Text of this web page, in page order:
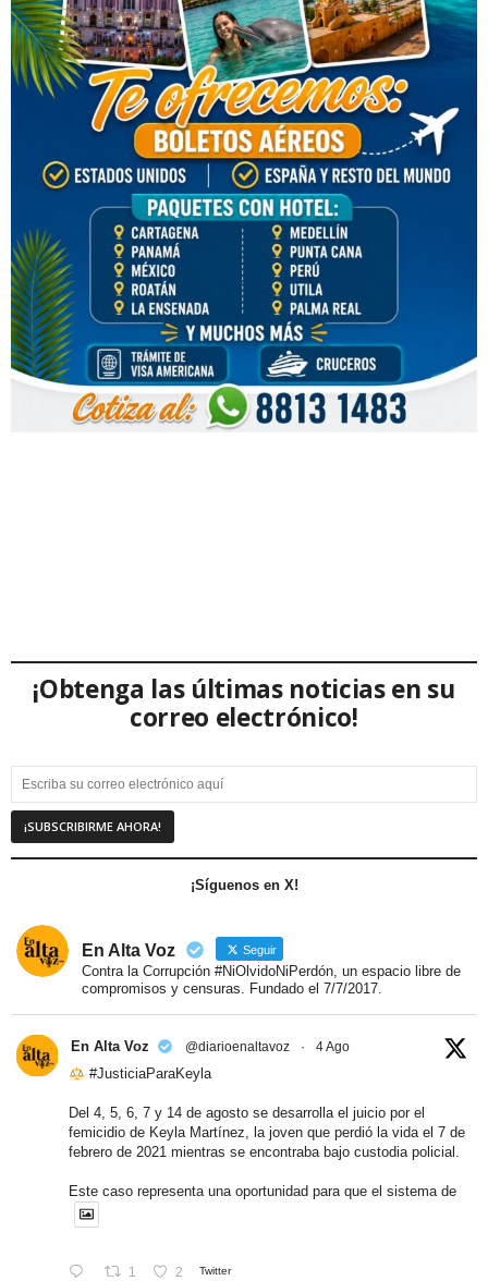
¡Obtenga las últimas noticias en su
correo electrónico!
¡Síguenos en X!
En Alta Voz Seguir
Contra la Corrupción #NiOlvidoNiPerdón, un espacio libre de
compromisos y censuras. Fundado el 7/7/2017.
En Alta Voz @diarioenaltavoz · 4 Ago
#JusticiaParaKeyla
Del 4, 5, 6, 7 y 14 de agosto se desarrolla el juicio por el
femicidio de Keyla Martínez, la joven que perdió la vida el 7 de
febrero de 2021 mientras se encontraba bajo custodia policial.
Este caso representa una oportunidad para que el sistema de
1 2 Twitter